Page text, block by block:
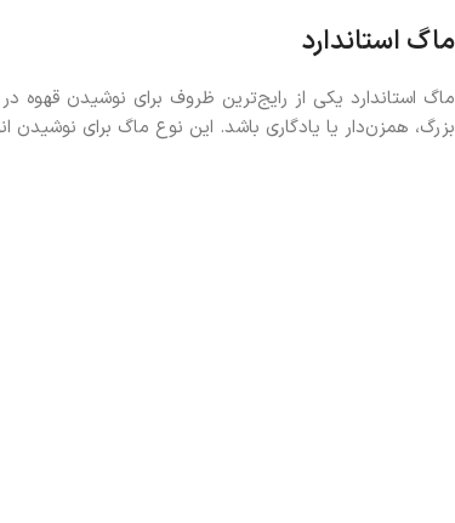
ماگ استاندارد
ماگ استاندارد یکی از رایج‌ترین ظروف برای نوشیدن
بزرگ، همزن‌دار یا یادگاری باشد. این نوع ماگ برای نوشیدن